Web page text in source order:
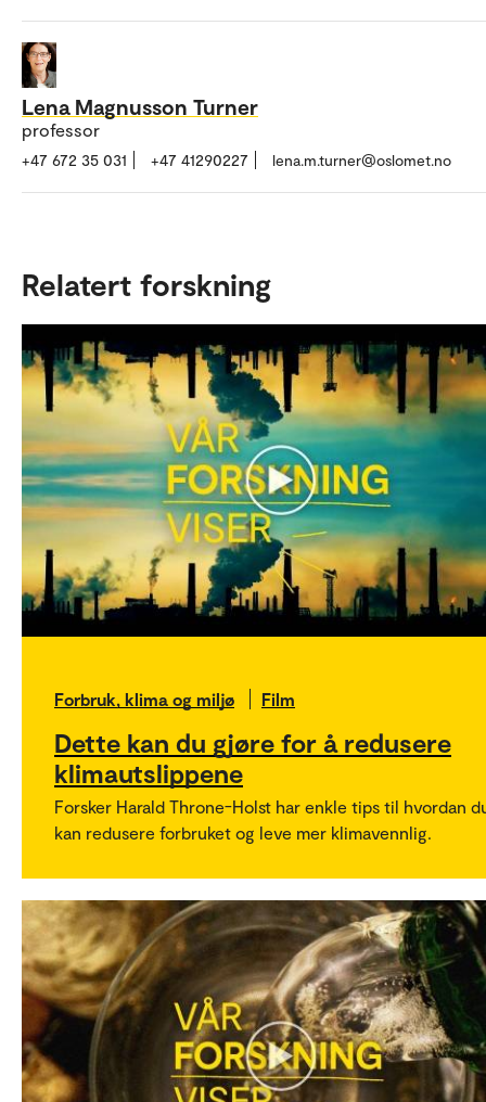
Lena Magnusson Turner
professor
+47 672 35 031 +47 41290227 lena.m.turner@oslomet.no
Relatert forskning
Forbruk, klima og miljø Film
Dette kan du gjøre for å redusere
klimautslippene
Forsker Harald Throne-Holst har enkle tips til hvordan
kan redusere forbruket og leve mer klimavennlig.